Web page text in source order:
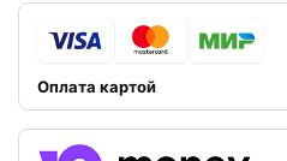
Оплата картой